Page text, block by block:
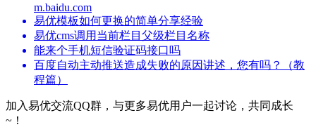
m.baidu.com
易优模板如何更换的简单分享经验
易优cms调用当前栏目父级栏目名称
能来个手机短信验证码接口吗
百度自动主动推送造成失败的原因讲述，您有吗？（教
程篇）
加入易优交流QQ群，与更多易优用户一起讨论，共同成长
~！